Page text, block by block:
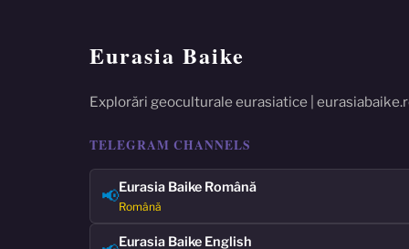
Eurasia Baike
Explorări geoculturale eurasiatice |
TELEGRAM CHANNELS
📢Eurasia Baike Română
Română
Eurasia Baike English